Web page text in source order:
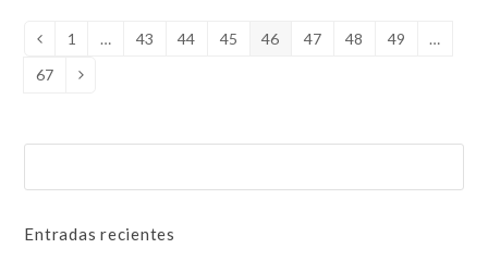
AnteriorPage
1 … Page
43 Page
44 Page
45 Page
46 Page
47 Page
48 Page
49 …
Page
67 Siguiente
Entradas recientes